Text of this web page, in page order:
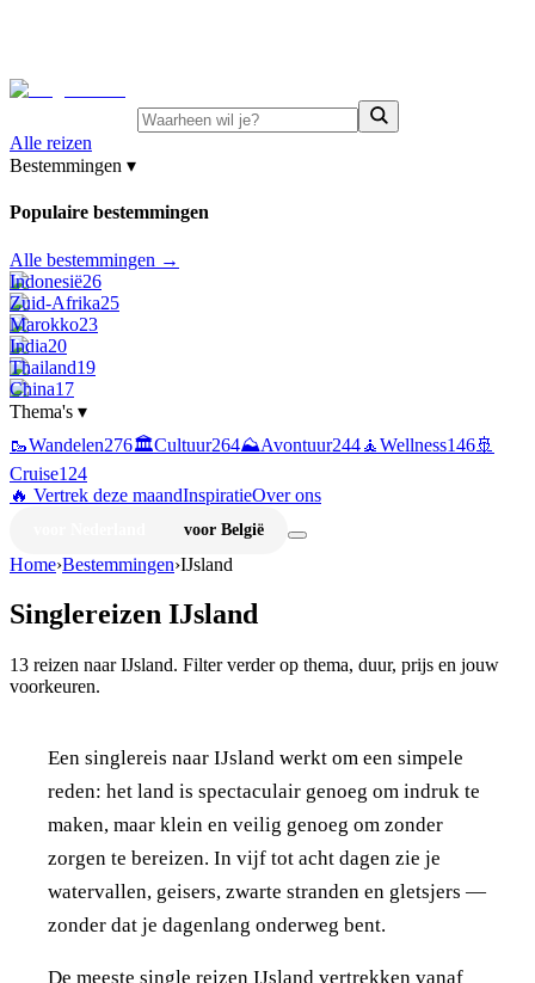
Alle reizen
Bestemmingen ▾
Populaire bestemmingen
Alle bestemmingen →
Indonesië26
Zuid-Afrika25
Marokko23
India20
Thailand19
China17
Thema's ▾
🥾Wandelen276🏛️Cultuur264⛰️Avontuur244🧘Wellness146🚢
Cruise124
🔥 Vertrek deze maandInspiratieOver ons
voor België
Home›Bestemmingen›IJsland
Singlereizen IJsland
13 reizen naarIJsland. Filter verder op thema, duur, prijs en jouw
voorkeuren.
Een singlereis naar IJsland werkt om een simpele
reden: het land is spectaculair genoeg om indruk te
maken, maar klein en veilig genoeg om zonder
zorgen te bereizen. In vijf tot acht dagen zie je
watervallen, geisers, zwarte stranden en gletsjers —
zonder dat je dagenlang onderweg bent.
De meeste single reizen IJsland vertrekken vanaf